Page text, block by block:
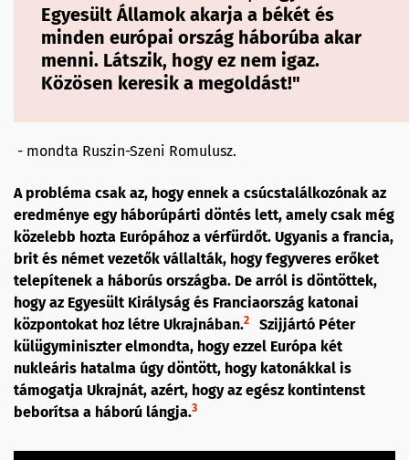
Egyesült Államok akarja a békét és
minden európai ország háborúba akar
menni. Látszik, hogy ez nem igaz.
Közösen keresik a megoldást!"
- mondta Ruszin-Szeni Romulusz.
A probléma csak az, hogy ennek a csúcstalálkozónak az
eredménye egy háborúpárti döntés lett, amely csak még
közelebb hozta Európához a vérfürdőt. Ugyanis a francia,
brit és német vezetők vállalták, hogy fegyveres erőket
telepítenek a háborús országba. De arról is döntöttek,
hogy az Egyesült Királyság és Franciaország katonai
központokat hoz létre Ukrajnában.2
Szijjártó Péter
külügyminiszter elmondta, hogy ezzel Európa két
nukleáris hatalma úgy döntött, hogy katonákkal is
támogatja Ukrajnát, azért, hogy az egész kontintenst
beborítsa a háború lángja.3